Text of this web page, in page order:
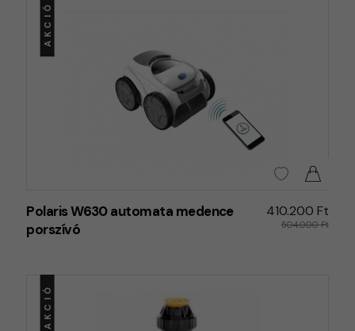
AKCIÓ
Polaris W630 automata medence
porszívó
410.200 Ft
504.000 Ft
AKCIÓ